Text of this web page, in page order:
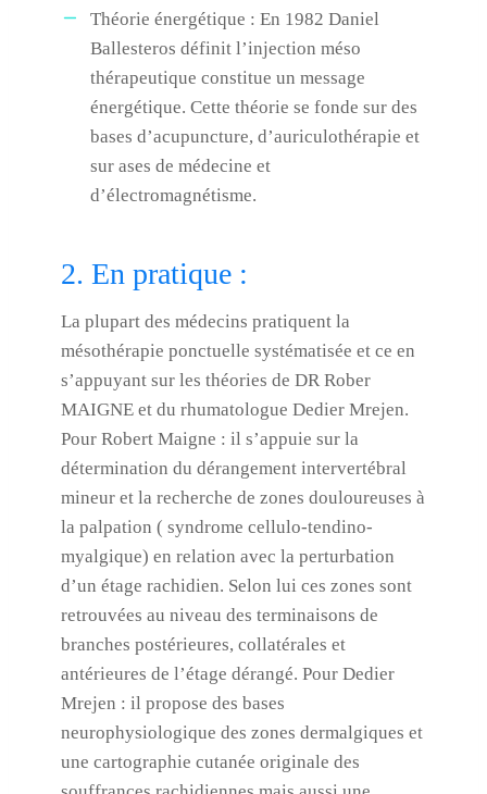
Théorie énergétique : En 1982 Daniel
Ballesteros définit l’injection méso
thérapeutique constitue un message
énergétique. Cette théorie se fonde sur des
bases d’acupuncture, d’auriculothérapie et
sur ases de médecine et
d’électromagnétisme.
2. En pratique :
La plupart des médecins pratiquent la
mésothérapie ponctuelle systématisée et ce en
s’appuyant sur les théories de DR Rober
MAIGNE et du rhumatologue Dedier Mrejen.
Pour Robert Maigne : il s’appuie sur la
détermination du dérangement intervertébral
mineur et la recherche de zones douloureuses à
la palpation ( syndrome cellulo-tendino-
myalgique) en relation avec la perturbation
d’un étage rachidien. Selon lui ces zones sont
retrouvées au niveau des terminaisons de
branches postérieures, collatérales et
antérieures de l’étage dérangé. Pour Dedier
Mrejen : il propose des bases
neurophysiologique des zones dermalgiques et
une cartographie cutanée originale des